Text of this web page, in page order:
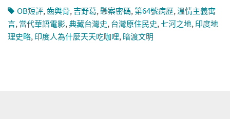
OB短評,齒與骨,吉野葛,懸案密碼,第64號病歷,溫情主義寓
言,當代華語電影,典藏台灣史,台灣原住民史,七河之地,印度地
理史略,印度人為什麼天天吃咖哩,暗渡文明